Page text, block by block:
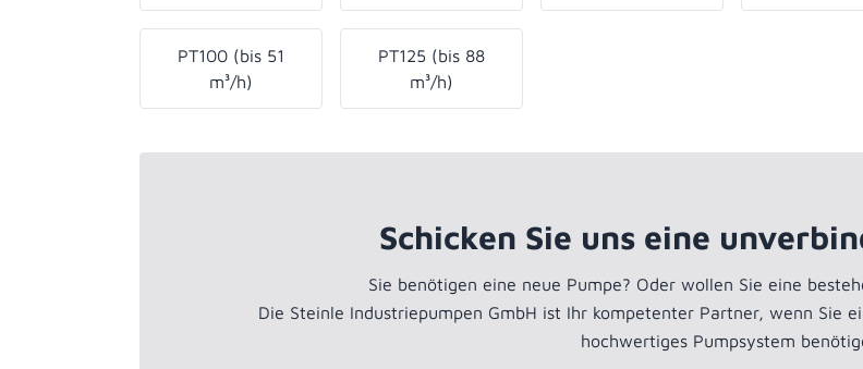
PT100 (bis 51
m³/h)
PT125 (bis 88
m³/h)
Schicken Sie uns eine
Sie benötigen eine neue Pumpe? Oder wollen Sie eine
Die Steinle Industriepumpen GmbH ist Ihr kompetenter Partner, wenn Sie
hochwertiges Pumpsystem